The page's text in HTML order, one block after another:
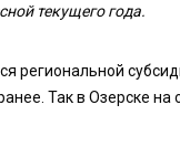
текущего года.
региональной
Так в Озерске